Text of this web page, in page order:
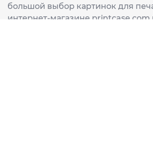
большой выбор картинок для
интернет-магазине